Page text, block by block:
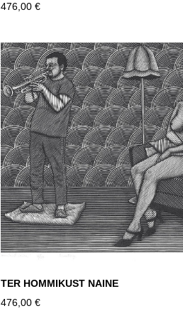
476,00 €
TER HOMMIKUST NAINE
476,00 €